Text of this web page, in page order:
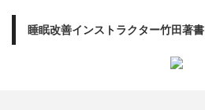
睡眠改善インストラクター竹田著書